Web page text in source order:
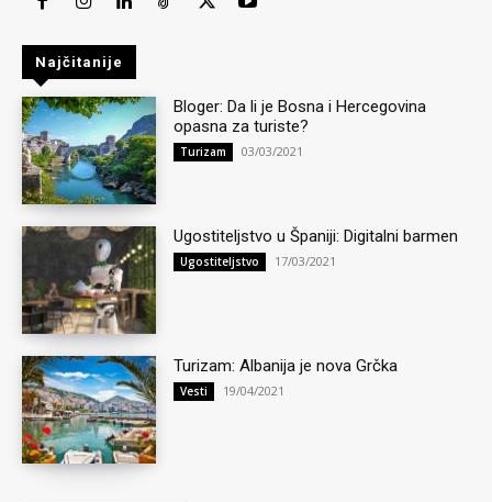
Najčitanije
Bloger: Da li je Bosna i Hercegovina
opasna za turiste?
Turizam 03/03/2021
Ugostiteljstvo u Španiji: Digitalni barmen
Ugostiteljstvo 17/03/2021
Turizam: Albanija je nova Grčka
Vesti 19/04/2021